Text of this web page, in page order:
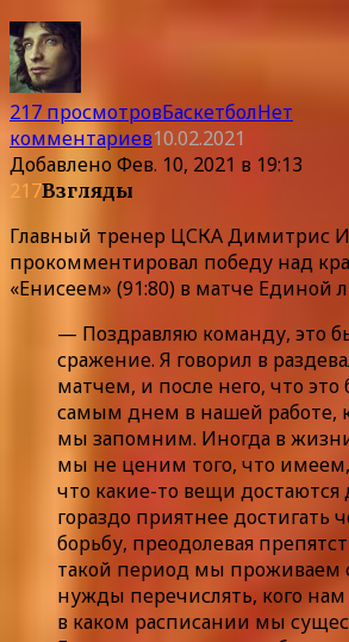
217 просмотровБаскетболНет
комментариев10.02.2021
Добавлено Фев. 10, 2021 в 19:13
217Взгляды
Главный тренер ЦСКА Димитрис
прокомментировал победу над
«Енисеем» (91:80) в матче Единой
— Поздравляю команду, это
сражение. Я говорил в
матчем, и после него, что это
самым днем в нашей работе,
мы запомним. Иногда в
мы не ценим того, что
что какие-то вещи достаются
гораздо приятнее достигать
борьбу, преодолевая
такой период мы проживаем
нужды перечислять, кого нам
в каком расписании мы